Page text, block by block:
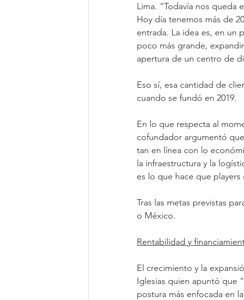
Lima. “Todavía nos queda
Hoy día tenemos más de
entrada. La idea es, en un
poco más grande,
apertura de un centro de
Eso sí, esa cantidad de
cuando se fundó en 2019.
En lo que respecta al
cofundador argumentó
tan en línea con lo
la infraestructura y la
es lo que hace que
Tras las metas previstas
o México.
Rentabilidad y
El crecimiento y la
Iglesias quien apuntó que
postura más enfocada en